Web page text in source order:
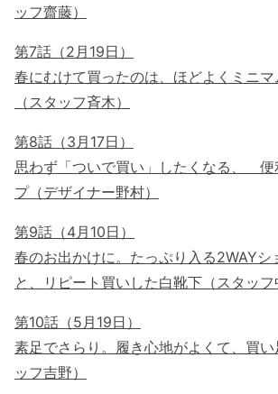
ッフ齋藤）
第7話（2月19日）
春にむけて買ったのは、ほどよくミニ
（スタッフ斉木）
第8話（3月17日）
思わず「ついで買い」したくなる、 便
プ（デザイナー野村）
第9話（4月10日）
春のお出かけに。たっぷり入る2WAYシ
と、リピート買いした白靴下（スタッフ
第10話（5月19日）
素足でさらり。履き心地がよくて、買
ッフ吉野）